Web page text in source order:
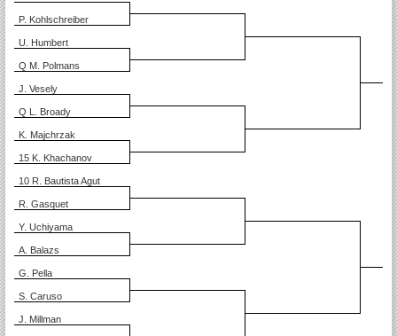
P. Kohlschreiber
U. Humbert
Q M. Polmans
J. Vesely
Q L. Broady
K. Majchrzak
15 K. Khachanov
10 R. Bautista Agut
R. Gasquet
Y. Uchiyama
A. Balazs
G. Pella
S. Caruso
J. Millman